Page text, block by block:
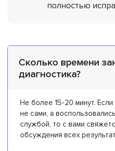
полностью
Сколько времени
диагностика?
Не более 15-20 минут.
не сами, а
службой, то с вами
обсуждения всех